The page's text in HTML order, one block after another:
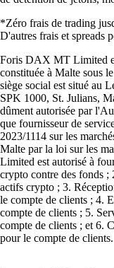
*Zéro frais de trading
D'autres frais et spreads
Foris DAX MT Limited
constituée à Malte sous
siège social est situé au
SPK 1000, St. Julians,
dûment autorisée par
que fournisseur de
2023/1114 sur les
Malte par la loi sur les
Limited est autorisé à
crypto contre des fonds ;
actifs crypto ; 3.
le compte de clients ; 4.
compte de clients ; 5.
compte de clients ; et 6.
pour le compte de clients.